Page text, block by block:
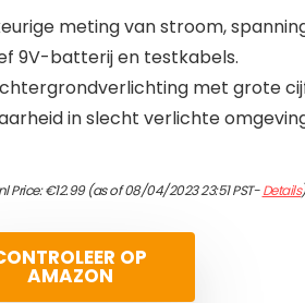
meting van stroom,
9V-batterij en testkabels.
met grote
in slecht verlichte
Price:€12.99(as of 08/04/2023 23:51 PST-Details)
OP
AMAZON